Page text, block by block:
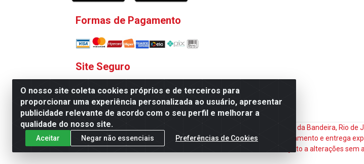
O nosso site coleta cookies próprios e de terceiros para
proporcionar uma experiência personalizada ao usuário, apresentar
publicidade relevante de acordo com o seu perfil e melhorar a
qualidade do nosso site.
Aceitar Negar não essenciais Preferências de Cookies
Formas de Pagamento
Site Seguro
V. C. Ferragens LTDA - Rua do Matoso, 132 - Praça da Bandeira, Rio
Todas as regras de promoções, descontos, preços e prazos de pagamento e entrega
sujeito a alterações sem